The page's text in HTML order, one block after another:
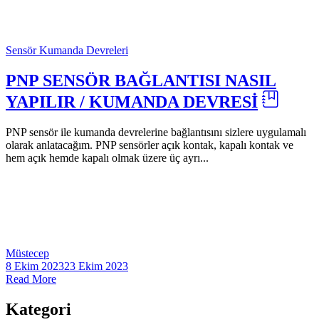
Sensör Kumanda Devreleri
PNP SENSÖR BAĞLANTISI NASIL
YAPILIR / KUMANDA DEVRESİ
PNP sensör ile kumanda devrelerine bağlantısını sizlere uygulamalı
olarak anlatacağım. PNP sensörler açık kontak, kapalı kontak ve
hem açık hemde kapalı olmak üzere üç ayrı...
Müstecep
8 Ekim 202323 Ekim 2023
Read More
Kategori